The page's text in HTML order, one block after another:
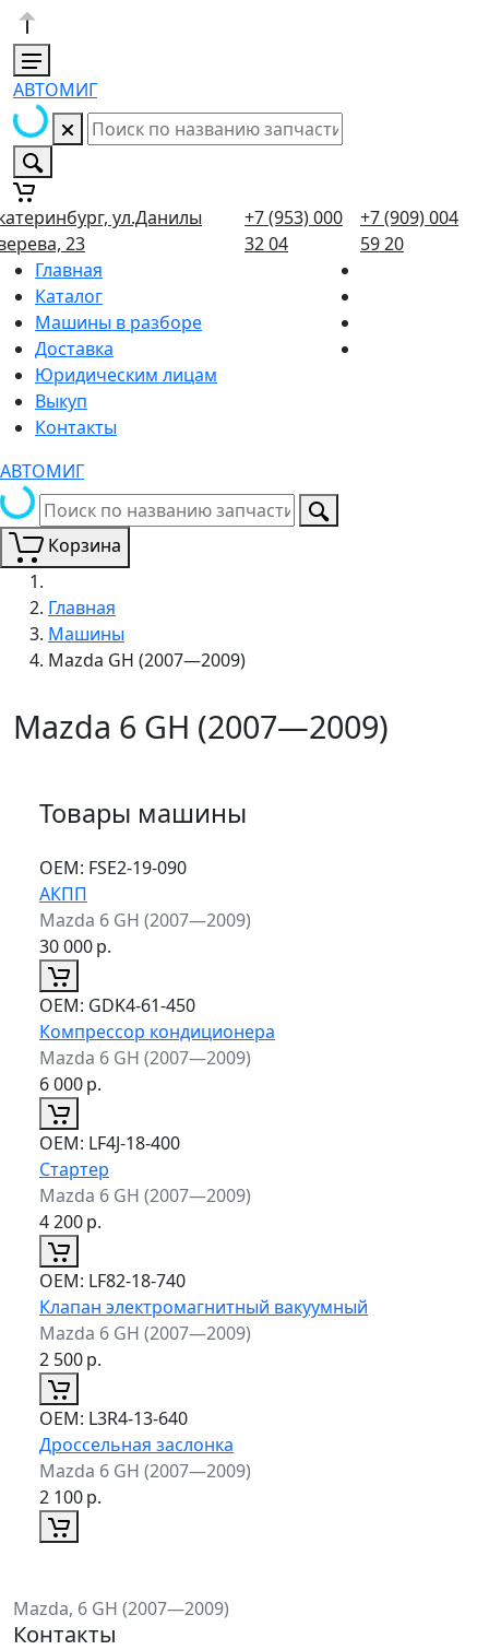
АВТОМИГ
ул.Данилы
23
+7 (953) 000
32 04
+7 (909) 004
59 20
Главная
Каталог
Машины в разборе
Доставка
Юридическим лицам
Выкуп
Контакты
АВТОМИГ
Корзина
Главная
Машины
Mazda GH (2007—2009)
Mazda 6 GH (2007—2009)
Товары машины
ОЕМ: FSE2-19-090
АКПП
Mazda 6 GH (2007—2009)
30 000р.
ОЕМ: GDK4-61-450
Компрессор кондиционера
Mazda 6 GH (2007—2009)
6 000р.
ОЕМ: LF4J-18-400
Стартер
Mazda 6 GH (2007—2009)
4 200р.
ОЕМ: LF82-18-740
Клапан электромагнитный вакуумный
Mazda 6 GH (2007—2009)
2 500р.
ОЕМ: L3R4-13-640
Дроссельная заслонка
Mazda 6 GH (2007—2009)
2 100р.
Mazda, 6 GH (2007—2009)
Контакты